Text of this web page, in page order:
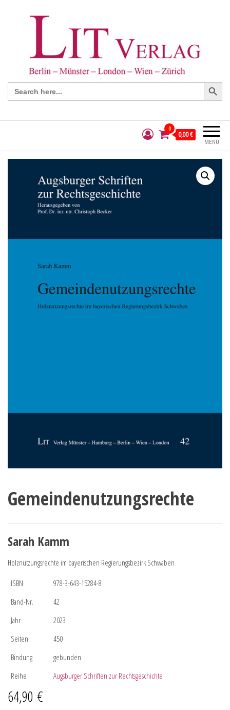
Search
for:
Search Button
MENÜ
0
0,00 €
Gemeindenutzungsrechte
Sarah Kamm
Holznutzungsrechte im bayerischen Regierungsbezirk Schwaben
ISBN
978-3-643-15284-8
Band-Nr.
42
Jahr
2023
Seiten
450
Bindung
gebunden
Reihe
Augsburger Schriften zur Rechtsgeschichte
64,90 €